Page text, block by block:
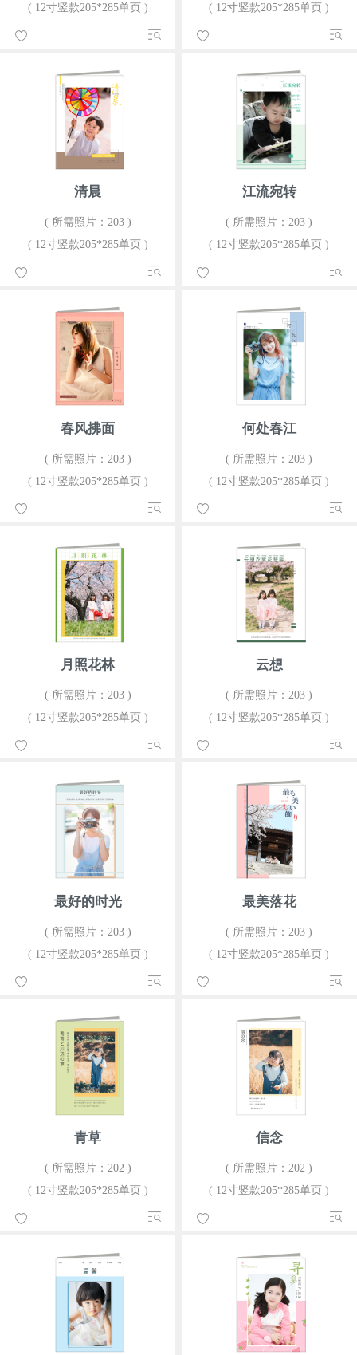
( 12寸竖款205*285单页 )
( 12寸竖款205*285单页 )
清晨
( 所需照片：203 )
( 12寸竖款205*285单页 )
江流宛转
( 所需照片：203 )
( 12寸竖款205*285单页 )
春风拂面
( 所需照片：203 )
( 12寸竖款205*285单页 )
何处春江
( 所需照片：203 )
( 12寸竖款205*285单页 )
月照花林
( 所需照片：203 )
( 12寸竖款205*285单页 )
云想
( 所需照片：203 )
( 12寸竖款205*285单页 )
最好的时光
( 所需照片：203 )
( 12寸竖款205*285单页 )
最美落花
( 所需照片：203 )
( 12寸竖款205*285单页 )
青草
( 所需照片：202 )
( 12寸竖款205*285单页 )
信念
( 所需照片：202 )
( 12寸竖款205*285单页 )